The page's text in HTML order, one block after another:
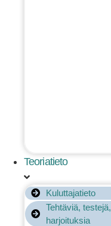
Teoriatieto
Kuluttajatieto
Tehtäviä, testejä,
harjoituksia